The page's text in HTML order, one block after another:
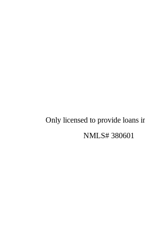
Only licensed to provide loans
NMLS# 380601